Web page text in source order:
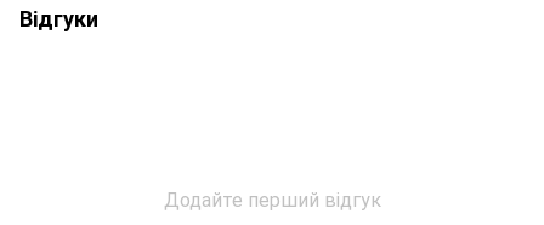
Відгуки
Додайте перший відгук